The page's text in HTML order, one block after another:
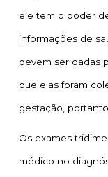
ele tem o poder
informações de
devem ser dadas
que elas foram
gestação,
Os exames
médico no